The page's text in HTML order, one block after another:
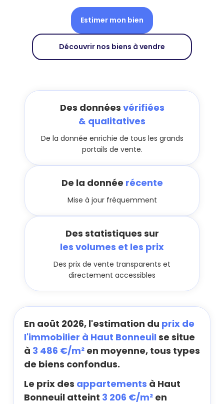
Estimer mon bien
Découvrir nos biens à vendre
Des données vérifiées
& qualitatives
De la donnée enrichie de tous les grands
portails de vente.
De la donnée récente
Mise à jour fréquemment
Des statistiques sur
les volumes et les prix
Des prix de vente transparents et
directement accessibles
En août 2026, l'estimation du prix de
l'immobilier à Haut Bonneuil se situe
à 3 486 €/m² en moyenne, tous types
de biens confondus.
Le prix des appartements à Haut
Bonneuil atteint 3 206 €/m² en